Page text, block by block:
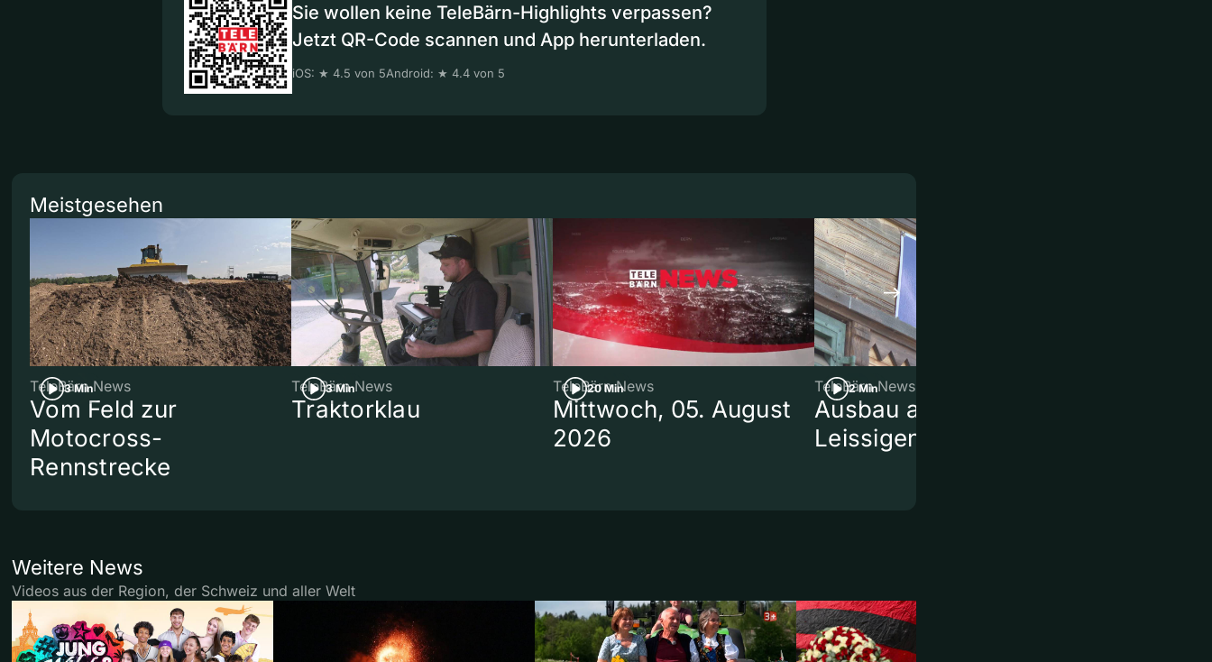
Sie wollen keine TeleBärn-Highlights verpassen?
Jetzt QR-Code scannen und App herunterladen.
iOS: ★ 4.5 von 5Android: ★ 4.4 von 5
Meistgesehen
3 Min
TeleBärn News
Vom Feld zur
Motocross-
Rennstrecke
3 Min
TeleBärn News
Traktorklau
20 Min
TeleBärn News
Mittwoch, 05. August
2026
2 Min
TeleBärn News
Ausbau am Bahnhof
Leissigen
Weitere News
Videos aus der Region, der Schweiz und aller Welt